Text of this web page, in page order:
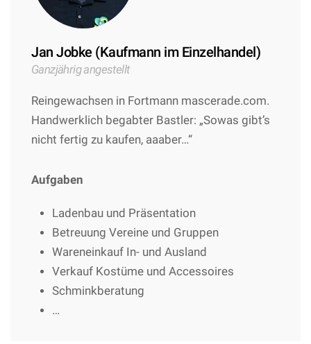
Jan Jobke (Kaufmann im Einzelhandel)
Ganzjährig angestellt
Reingewachsen in Fortmann mascerade.com.
Handwerklich begabter Bastler: „Sowas gibt’s
nicht fertig zu kaufen, aaaber…“
Aufgaben
Ladenbau und Präsentation
Betreuung Vereine und Gruppen
Wareneinkauf In- und Ausland
Verkauf Kostüme und Accessoires
Schminkberatung
…